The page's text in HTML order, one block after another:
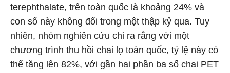
terephthalate, trên toàn quốc là khoảng 24% và
con số này không đổi trong một thập kỷ qua. Tuy
nhiên, nhóm nghiên cứu chỉ ra rằng với một
chương trình thu hồi chai lọ toàn quốc, tỷ lệ này có
thể tăng lên 82%, với gần hai phần ba số chai PET